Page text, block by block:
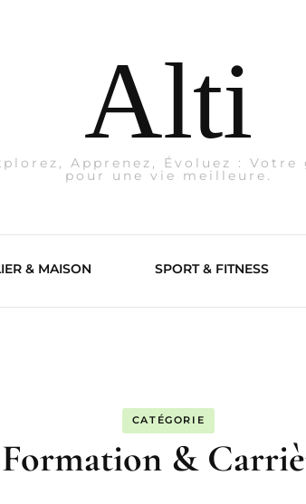
Alti
Apprenez, Évoluez : Votre
pour une vie meilleure.
& MAISON SPORT & FITNESS
CATÉGORIE
Formation &